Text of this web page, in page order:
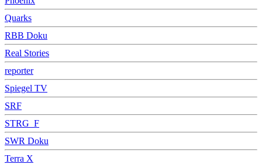
Quarks
RBB Doku
Real Stories
reporter
Spiegel TV
SRF
STRG_F
SWR Doku
Terra X